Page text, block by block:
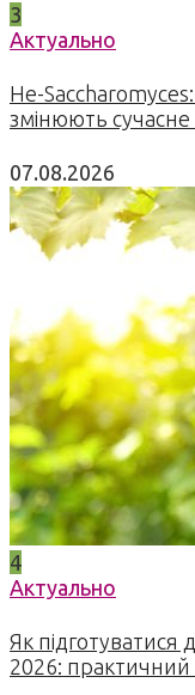
3
Актуально
Не-
змінюють
07.08.2026
4
Актуально
Як підготуватися
2026: практичний